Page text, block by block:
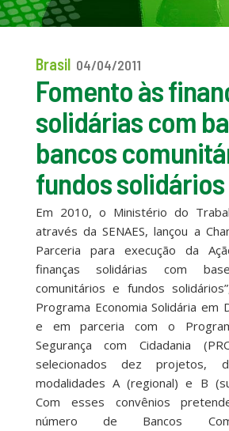
Brasil 04/04/2011
Fomento às
solidárias com
bancos
fundos solidários
Em 2010, o Ministério do
através da SENAES, lançou a
Parceria para execução da
finanças solidárias com
comunitários e fundos
Programa Economia Solidária em
e em parceria com o
Segurança com Cidadania
selecionados dez projetos,
modalidades A (regional) e B
Com esses convênios
número de Bancos